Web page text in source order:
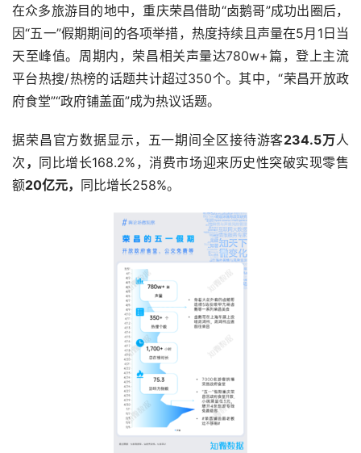
在众多旅游目的地中，重庆荣昌借助“卤鹅哥”成功出圈后，
因“五一”假期期间的各项举措，热度持续且声量在5月1日当
天至峰值。周期内，荣昌相关声量达780w+篇，登上主流
平台热搜/热榜的话题共计超过350个。其中，“荣昌开放政
府食堂”“政府铺盖面”成为热议话题。
据荣昌官方数据显示，五一期间全区接待游客234.5万人
次 ， 同比增长168.2%，消费市场迎来历史性突破实现零售
额20亿元， 同比增长258%。